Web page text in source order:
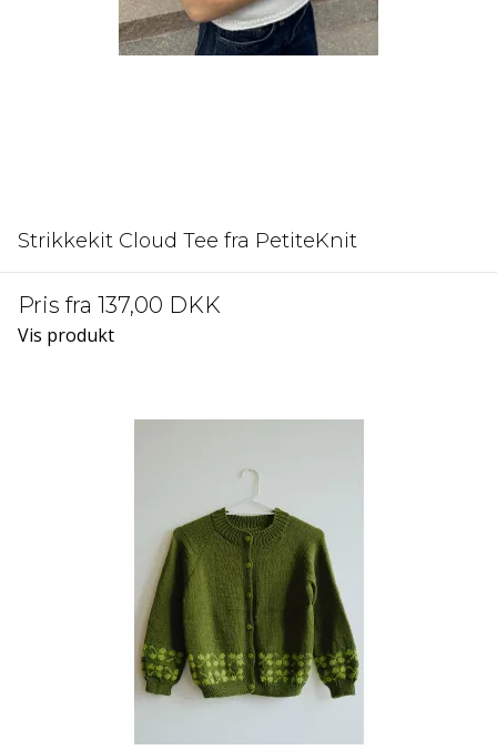
Strikkekit Cloud Tee fra PetiteKnit
Pris fra 137,00 DKK
Vis produkt